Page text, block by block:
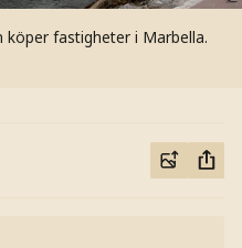
fastigheter i Marbella.